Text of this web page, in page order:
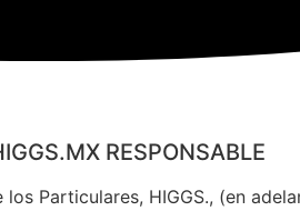
RESPONSABLE
Particulares, HIGGS., (en